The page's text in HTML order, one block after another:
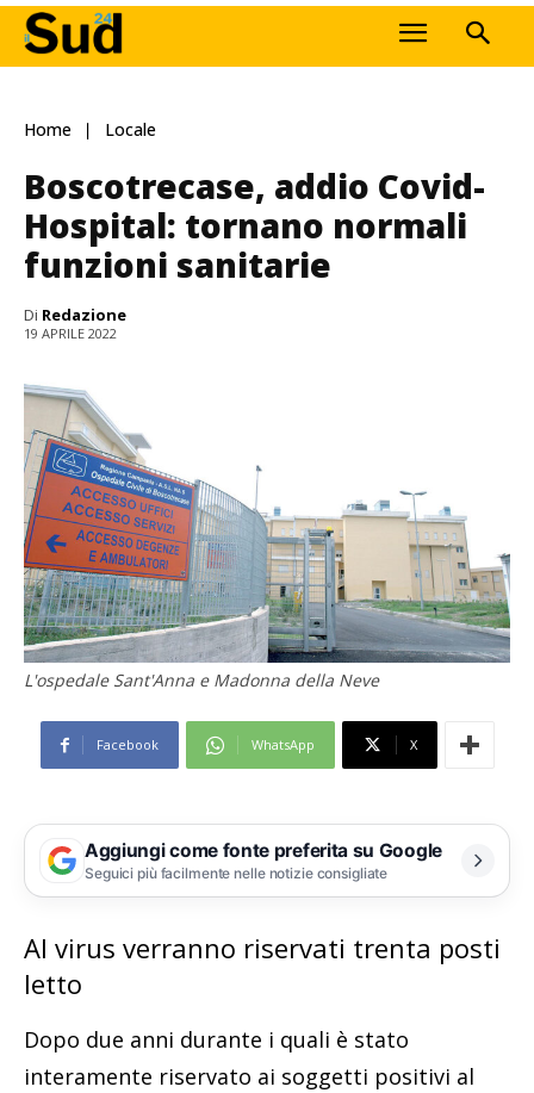
Home Locale
Boscotrecase, addio Covid-
Hospital: tornano normali
funzioni sanitarie
Di Redazione
19 APRILE 2022
L'ospedale Sant'Anna e Madonna della Neve
Facebook WhatsApp X
Aggiungi come fonte preferita su Google
Seguici più facilmente nelle notizie consigliate
Al virus verranno riservati trenta posti
letto
Dopo due anni durante i quali è stato
interamente riservato ai soggetti positivi al